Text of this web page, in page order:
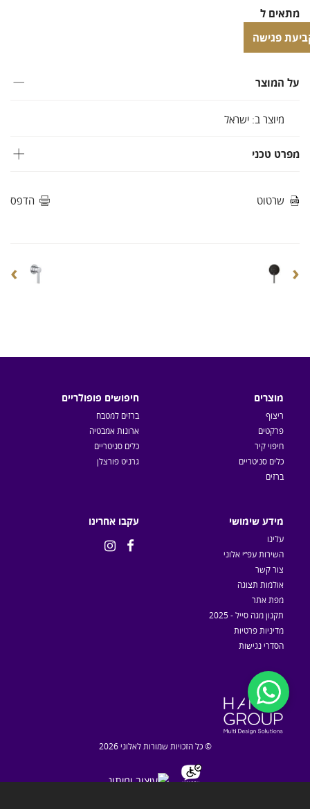
מתאים ל
אינטרפוץ
על המוצר
מיוצר ב: ישראל
מפרט טכני
שרטוט הדפס
‹
›
פגישה
פגישה
מוצרים
ריצוף
פרקטים
חיפוי קיר
כלים סניטריים
ברזים
חיפושים פופולריים
ברזים למטבח
ארונות אמבטיה
כלים סניטריים
גרניט פורצלן
מידע שימושי
עלינו
השירות עפ״י אלוני
צור קשר
אולמות תצוגה
מפת אתר
תקנון מגה סייל - 2025
מדיניות פרטיות
הסדרי נגישות
עקבו אחרינו


© כל הזכויות שמורות לאלוני 2026